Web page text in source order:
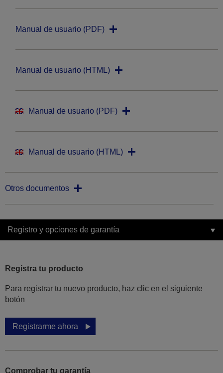
Manual de usuario (PDF)
Manual de usuario (HTML)
Manual de usuario (PDF)
Manual de usuario (HTML)
Otros documentos
Registro y opciones de garantía
Registra tu producto
Para registrar tu nuevo producto, haz clic en el siguiente
botón
Registrarme ahora
Comprobar tu garantía